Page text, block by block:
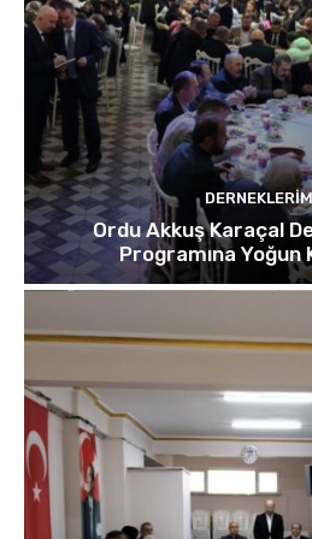
Ordu Akkuş Karaçal
Programına Yoğun